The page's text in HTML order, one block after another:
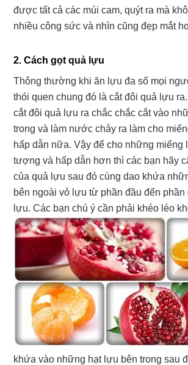
được tất cả các múi cam, quýt ra mà
nhiều công sức và nhìn cũng đẹp mắt
2. Cách gọt quả lựu
Thông thường khi ăn lựu đa số mọi
thói quen chung đó là cắt đôi quả lựu
cắt đôi quả lựu ra chắc chắc cắt vào
trong và làm nước chảy ra làm cho
hấp dẫn nữa. Vậy để cho những miếng
tượng và hấp dẫn hơn thì các bạn hãy
của quả lựu sau đó cùng dao khứa
bên ngoài vỏ lựu từ phần đầu đến
lựu.Các bạn chú ý cần phải khéo léo
khứa vào những hạt lựu bên trong sau